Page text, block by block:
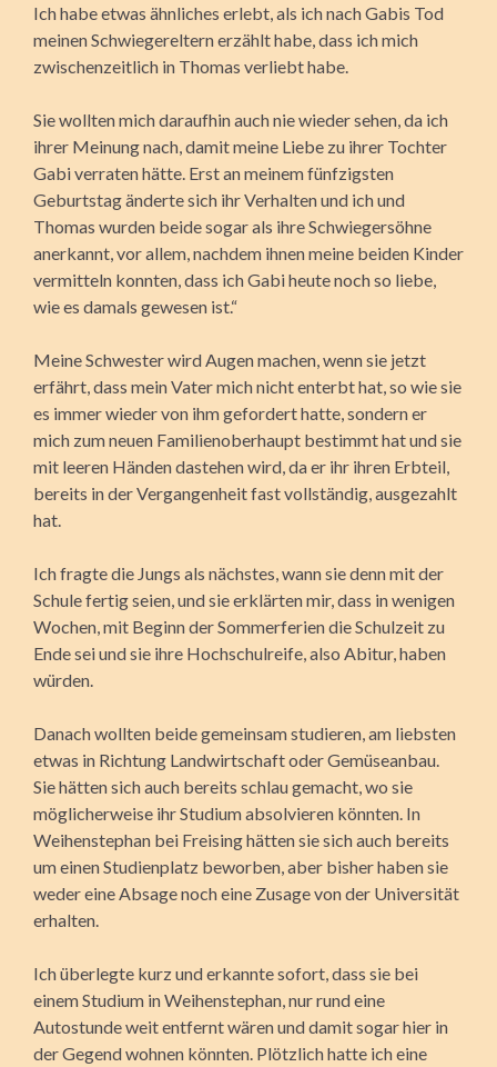
Ich habe etwas ähnliches erlebt, als ich nach Gabis Tod
meinen Schwiegereltern erzählt habe, dass ich mich
zwischenzeitlich in Thomas verliebt habe.
Sie wollten mich daraufhin auch nie wieder sehen, da ich
ihrer Meinung nach, damit meine Liebe zu ihrer Tochter
Gabi verraten hätte. Erst an meinem fünfzigsten
Geburtstag änderte sich ihr Verhalten und ich und
Thomas wurden beide sogar als ihre Schwiegersöhne
anerkannt, vor allem, nachdem ihnen meine beiden Kinder
vermitteln konnten, dass ich Gabi heute noch so liebe,
wie es damals gewesen ist.“
Meine Schwester wird Augen machen, wenn sie jetzt
erfährt, dass mein Vater mich nicht enterbt hat, so wie sie
es immer wieder von ihm gefordert hatte, sondern er
mich zum neuen Familienoberhaupt bestimmt hat und sie
mit leeren Händen dastehen wird, da er ihr ihren Erbteil,
bereits in der Vergangenheit fast vollständig, ausgezahlt
hat.
Ich fragte die Jungs als nächstes, wann sie denn mit der
Schule fertig seien, und sie erklärten mir, dass in wenigen
Wochen, mit Beginn der Sommerferien die Schulzeit zu
Ende sei und sie ihre Hochschulreife, also Abitur, haben
würden.
Danach wollten beide gemeinsam studieren, am liebsten
etwas in Richtung Landwirtschaft oder Gemüse­anbau.
Sie hätten sich auch bereits schlau gemacht, wo sie
möglicherweise ihr Studium absolvieren könnten. In
Weihenstephan bei Freising hätten sie sich auch bereits
um einen Studienplatz beworben, aber bisher haben sie
weder eine Absage noch eine Zusage von der Universität
erhalten.
Ich überlegte kurz und erkannte sofort, dass sie bei
einem Studium in Weihenstephan, nur rund eine
Autostunde weit entfernt wären und damit sogar hier in
der Gegend wohnen könnten. Plötzlich hatte ich eine